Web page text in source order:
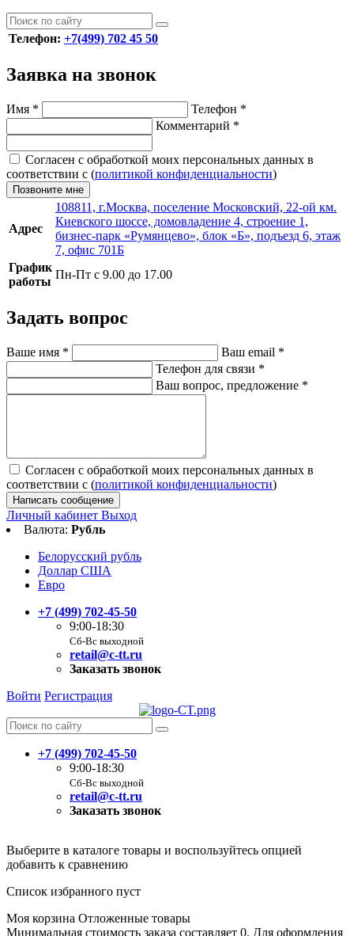
Телефон: +7(499) 702 45 50
Заявка на звонок
Имя * Телефон *
Комментарий *
Согласен с обработкой моих персональных данных в
соответствии с (политикой конфиденциальности)
Позвоните мне
Адрес
108811, г.Москва, поселение Московский, 22-ой км.
Киевского шоссе, домовладение 4, строение 1,
бизнес-парк «Румянцево», блок «Б», подъезд 6, этаж
7, офис 701Б
График
работы
Пн-Пт с 9.00 до 17.00
Задать вопрос
Ваше имя * Ваш email *
Телефон для связи *
Ваш вопрос, предложение *
Согласен с обработкой моих персональных данных в
соответствии с (политикой конфиденциальности)
Написать сообщение
Личный кабинет Выход
Валюта: Рубль
Белорусский рубль
Доллар США
Евро
+7 (499) 702-45-50
9:00-18:30
Сб-Вс выходной
retail@c-tt.ru
Заказать звонок
Войти Регистрация
+7 (499) 702-45-50
9:00-18:30
Сб-Вс выходной
retail@c-tt.ru
Заказать звонок
Выберите в каталоге товары и воспользуйтесь опцией
добавить к сравнению
Список избранного пуст
Моя корзина Отложенные товары
Минимальная стоимость заказа составляет 0. Для оформления